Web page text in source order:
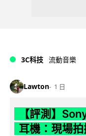
3C科技 流動音樂
Lawton 1 日
【評測】
耳機：現場